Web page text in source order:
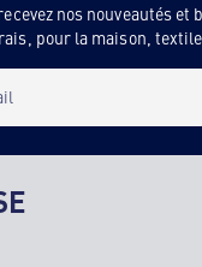
nos nouveautés et
pour la maison,